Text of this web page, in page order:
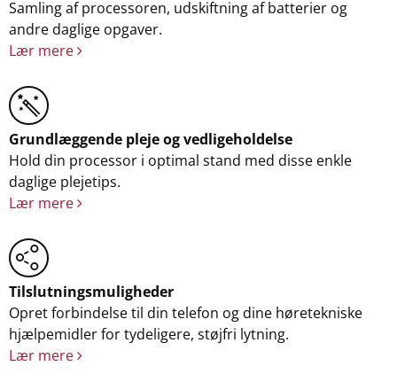
Samling af processoren, udskiftning af batterier og
andre daglige opgaver.
Lær mere
Grundlæggende pleje og vedligeholdelse
Hold din processor i optimal stand med disse enkle
daglige plejetips.
Lær mere
Tilslutningsmuligheder
Opret forbindelse til din telefon og dine høretekniske
hjælpemidler for tydeligere, støjfri lytning.
Lær mere